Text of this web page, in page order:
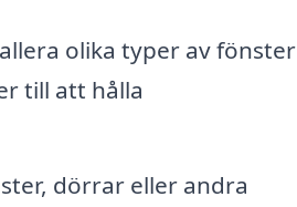
olika typer av fönster
till att hålla
dörrar eller andra